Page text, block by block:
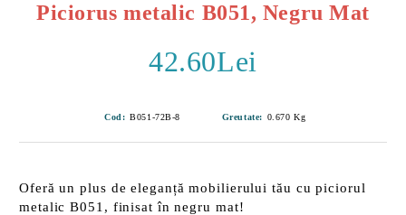
Piciorus metalic B051, Negru Mat
42.60Lei
Cod: B051-72B-8 Greutate: 0.670 Kg
Oferă un plus de eleganță mobilierului tău cu piciorul
metalic B051, finisat în negru mat!